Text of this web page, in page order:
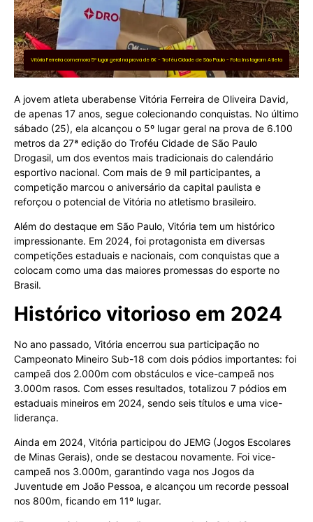
Vitória Ferreira comemora 5º lugar geral na prova de 6K - Troféu Cidade de São Paulo - Foto: Instagram Atleta
A jovem atleta uberabense Vitória Ferreira de Oliveira David,
de apenas 17 anos, segue colecionando conquistas. No último
sábado (25), ela alcançou o 5º lugar geral na prova de 6.100
metros da 27ª edição do Troféu Cidade de São Paulo
Drogasil, um dos eventos mais tradicionais do calendário
esportivo nacional. Com mais de 9 mil participantes, a
competição marcou o aniversário da capital paulista e
reforçou o potencial de Vitória no atletismo brasileiro.
Além do destaque em São Paulo, Vitória tem um histórico
impressionante. Em 2024, foi protagonista em diversas
competições estaduais e nacionais, com conquistas que a
colocam como uma das maiores promessas do esporte no
Brasil.
Histórico vitorioso em 2024
No ano passado, Vitória encerrou sua participação no
Campeonato Mineiro Sub-18 com dois pódios importantes: foi
campeã dos 2.000m com obstáculos e vice-campeã nos
3.000m rasos. Com esses resultados, totalizou 7 pódios em
estaduais mineiros em 2024, sendo seis títulos e uma vice-
liderança.
Ainda em 2024, Vitória participou do JEMG (Jogos Escolares
de Minas Gerais), onde se destacou novamente. Foi vice-
campeã nos 3.000m, garantindo vaga nos Jogos da
Juventude em João Pessoa, e alcançou um recorde pessoal
nos 800m, ficando em 11º lugar.